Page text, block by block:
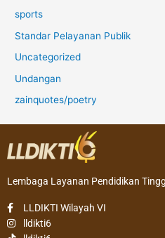
sports
Standar Pelayanan Publik
Uncategorized
Undangan
zainquotes/poetry
Lembaga Layanan Pendidikan
LLDIKTI Wilayah VI
lldikti6